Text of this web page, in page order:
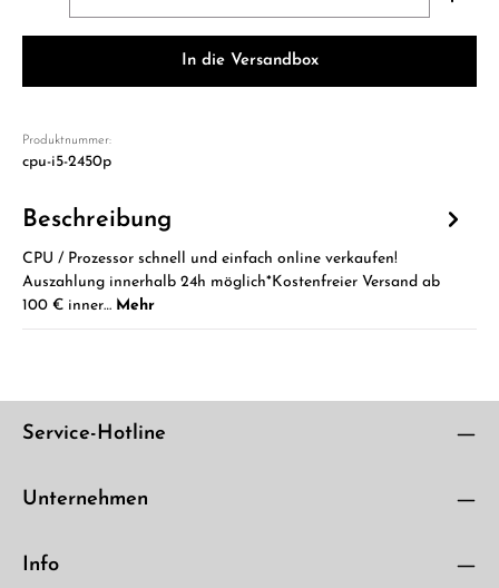
In die Versandbox
Produktnummer:
cpu-i5-2450p
Beschreibung
CPU / Prozessor schnell und einfach online verkaufen!
Auszahlung innerhalb 24h möglich*Kostenfreier Versand ab
100 € inner… Mehr
Service-Hotline
Unternehmen
Info